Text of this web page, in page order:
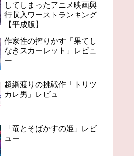
してしまったアニメ映画興
行収入ワーストランキング
【平成版】
作家性の搾りかす「果てし
なきスカーレット」レビュ
ー
超綱渡りの挑戦作「トリツ
カレ男」レビュー
「竜とそばかすの姫」レビ
ュー